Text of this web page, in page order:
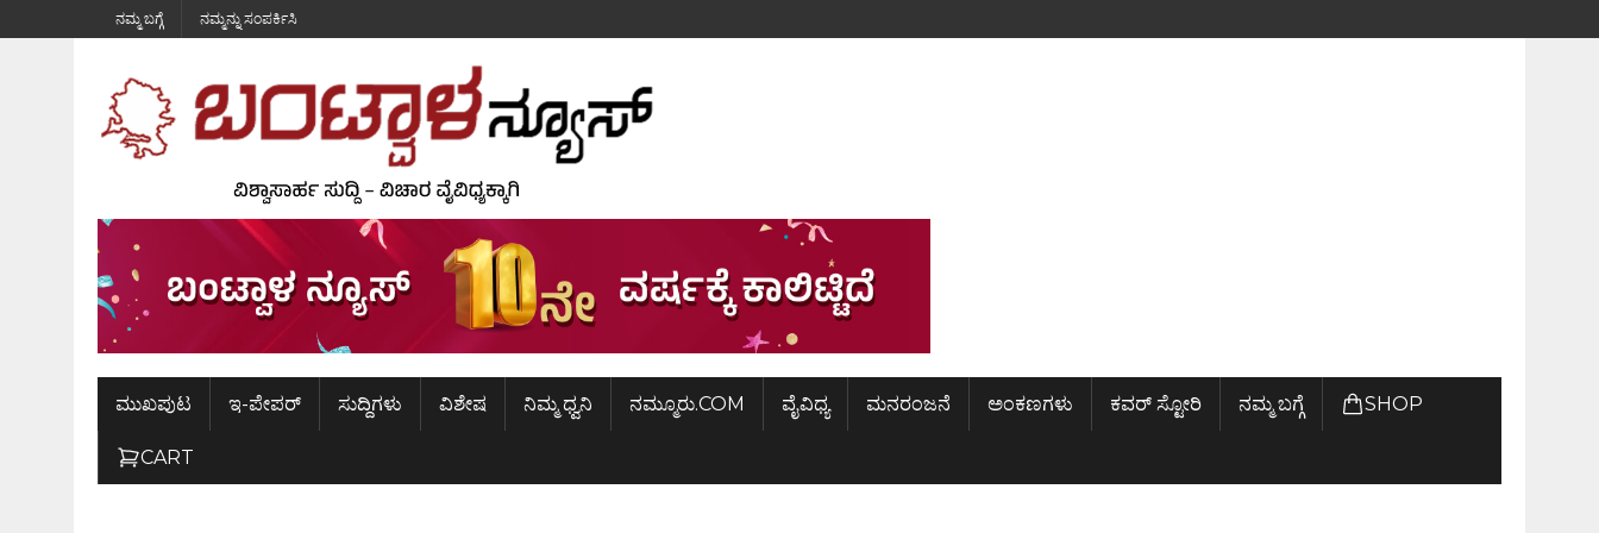
ನಮ್ಮ ಬಗ್ಗೆ ನಮ್ಮನ್ನು ಸಂಪರ್ಕಿಸಿ
ಮುಖಪುಟ ಇ-ಪೇಪರ್ ಸುದ್ದಿಗಳು ವಿಶೇಷ ನಿಮ್ಮ ಧ್ವನಿ ನಮ್ಮೂರು.COM ವೈವಿಧ್ಯ ಮನರಂಜನೆ ಅಂಕಣಗಳು ಕವರ್ ಸ್ಟೋರಿ ನಮ್ಮ ಬಗ್ಗೆ SHOP
CART